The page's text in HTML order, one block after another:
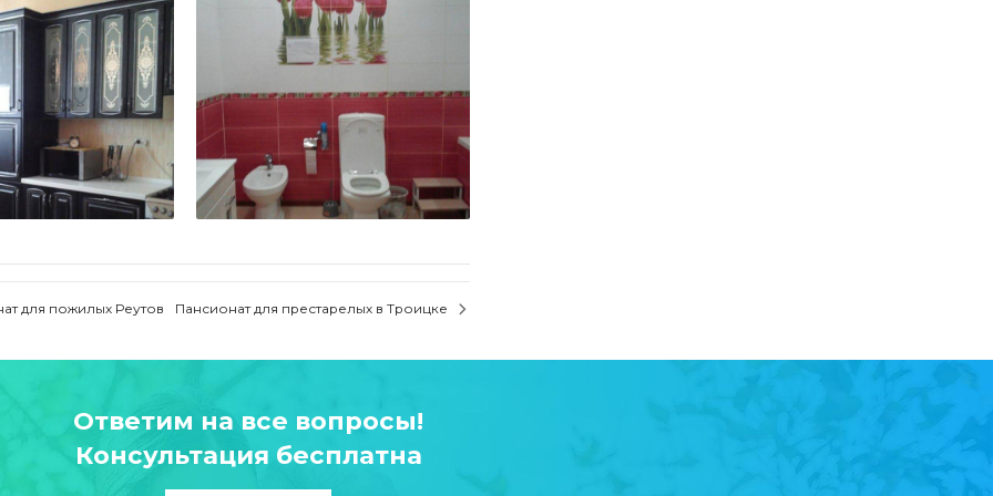
для пожилых Реутов Пансионат для престарелых в Троицке
Ответим на все вопросы!
Консультация бесплатна